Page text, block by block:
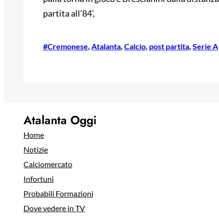
partita all’84’,
#Cremonese, Atalanta, Calcio, post partita, Serie A
Atalanta Oggi
Home
Notizie
Calciomercato
Infortuni
Probabili Formazioni
Dove vedere in TV